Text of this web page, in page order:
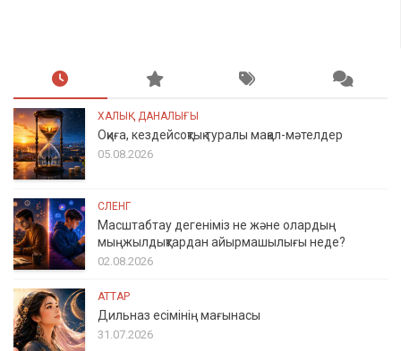
ХАЛЫҚ ДАНАЛЫҒЫ
Оқиға, кездейсоқтық туралы мақал-мәтелдер
05.08.2026
СЛЕНГ
Масштабтау дегеніміз не және олардың
мыңжылдықтардан айырмашылығы неде?
02.08.2026
АТТАР
Дильназ есімінің мағынасы
31.07.2026